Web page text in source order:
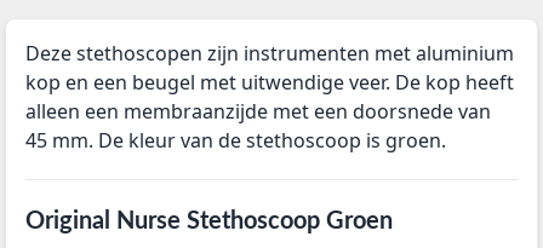
Deze stethoscopen zijn instrumenten met aluminium
kop en een beugel met uitwendige veer. De kop heeft
alleen een membraanzijde met een doorsnede van
45 mm. De kleur van de stethoscoop is groen.
Original Nurse Stethoscoop Groen